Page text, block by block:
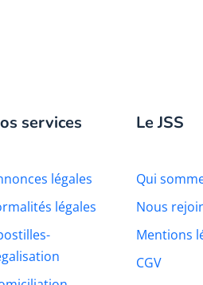
services
légales
légales
Le JSS
Qui
Nous
Mentions
CGV